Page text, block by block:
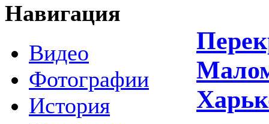
Навигация
Видео
Фотографии
История